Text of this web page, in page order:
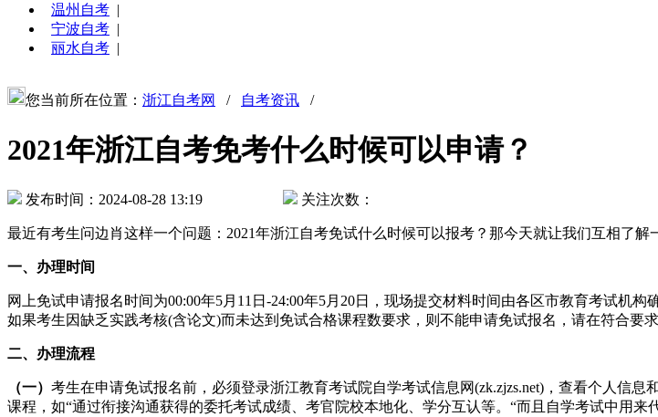
温州自考 |
宁波自考 |
丽水自考 |
您当前所在位置： 浙江自考网 / 自考资讯 /
2021年浙江自考免考什么时候可以申请？
发布时间：2024-08-28 13:19 关注次数：
最近有考生问边肖这样一个问题：2021年浙江自考免试什么时候可以报考？那今天就让我们互相了解
一、办理时间
网上免试申请报名时间为00:00年5月11日-24:00年5月20日，现场提交材料时间由各区市教育考试机
如果考生因缺乏实践考核(含论文)而未达到免试合格课程数要求，则不能申请免试报名，请在符合要
二、办理流程
（一） 考生在申请免试报名前，必须登录浙江教育考试院自学考试信息网(zk.zjzs.net)，查看个人信
课程，如“通过衔接沟通获得的委托考试成绩、考官院校本地化、学分互认等。“而且自学考试中用